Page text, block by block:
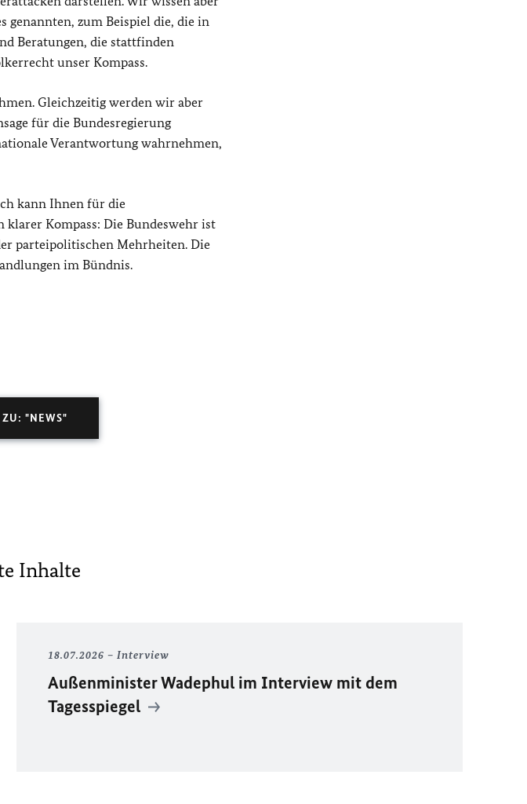
genannten, zum Beispiel die, die in
Beratungen, die stattfinden
unser Kompass.
Gleichzeitig werden wir aber
für die Bundesregierung
Verantwortung wahrnehmen,
kann Ihnen für die
klarer Kompass: Die Bundeswehr ist
parteipolitischen Mehrheiten. Die
im Bündnis.
ZU: "NEWS"
Inhalte
18.07.2026 Interview
Außenminister Wadephul im Interview mit dem
Tagesspiegel